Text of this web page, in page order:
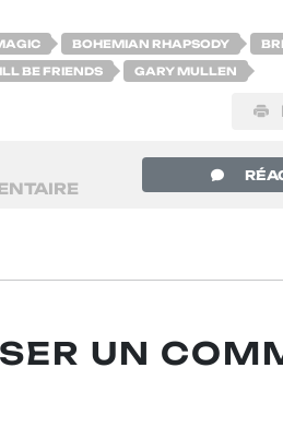
BOHEMIAN RHAPSODY
BE FRIENDS GARY MULLEN
UN